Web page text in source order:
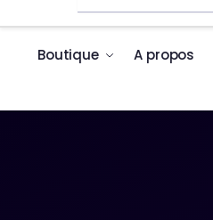
Boutique A propos